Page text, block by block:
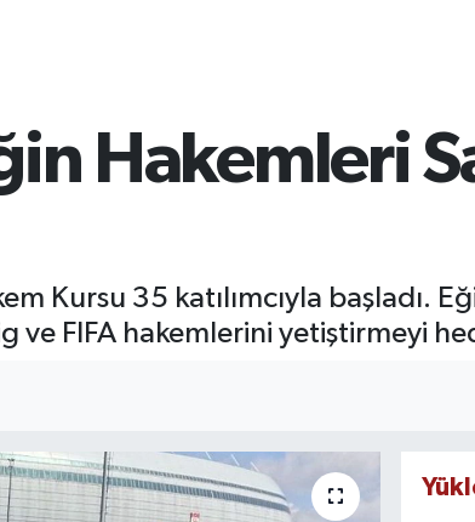
Hakemleri
Kursu 35 katılımcıyla başladı.
ve FIFA hakemlerini yetiştirmeyi